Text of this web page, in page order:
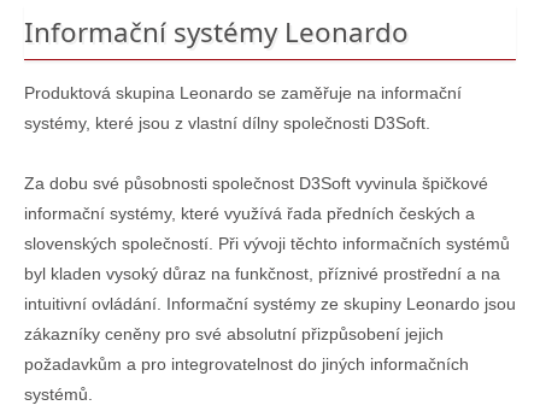
Informační systémy Leonardo
Produktová skupina Leonardo se zaměřuje na informační
systémy, které jsou z vlastní dílny společnosti D3Soft.
Za dobu své působnosti společnost D3Soft vyvinula špičkové
informační systémy, které využívá řada předních českých a
slovenských společností. Při vývoji těchto informačních systémů
byl kladen vysoký důraz na funkčnost, příznivé prostřední a na
intuitivní ovládání. Informační systémy ze skupiny Leonardo jsou
zákazníky ceněny pro své absolutní přizpůsobení jejich
požadavkům a pro integrovatelnost do jiných informačních
systémů.